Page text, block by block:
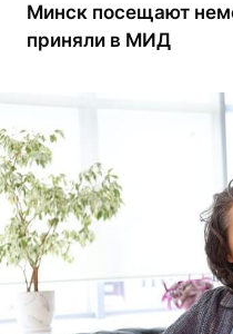
Минск посещают
приняли в МИД